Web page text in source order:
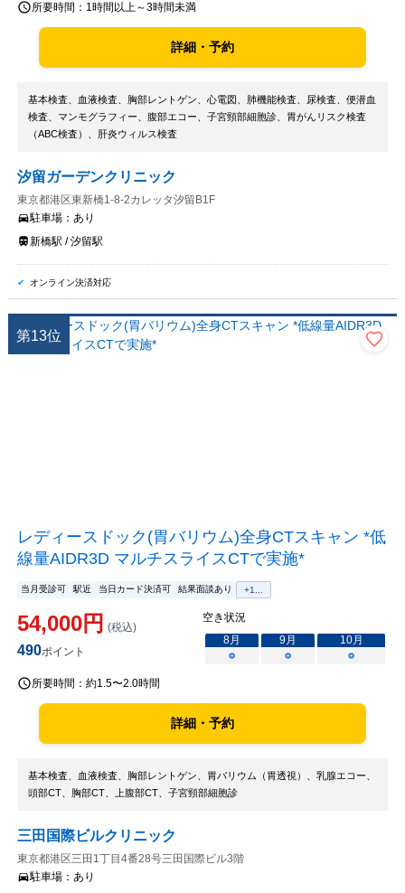
所要時間： 1時間以上～3時間未満
詳細・予約
基本検査、血液検査、胸部レントゲン、心電図、肺機能検査、尿検査、便潜血
検査、マンモグラフィー、腹部エコー、子宮頸部細胞診、胃がんリスク検査
（ABC検査）、肝炎ウィルス検査
汐留ガーデンクリニック
東京都港区東新橋1-8-2カレッタ汐留B1F
駐車場： あり
新橋駅 / 汐留駅
オンライン決済対応
第13位
レディースドック(胃バリウム)全身CTスキャン *低
線量AIDR3D マルチスライスCTで実施*
当月受診可 駅近 当日カード決済可 結果面談あり +1...
54,000円 (税込)
490ポイント
空き状況
8月 9月 10月
○
○ ○
所要時間： 約1.5〜2.0時間
詳細・予約
基本検査、血液検査、胸部レントゲン、胃バリウム（胃透視）、乳腺エコー、
頭部CT、胸部CT、上腹部CT、子宮頸部細胞診
三田国際ビルクリニック
東京都港区三田1丁目4番28号三田国際ビル3階
駐車場： あり